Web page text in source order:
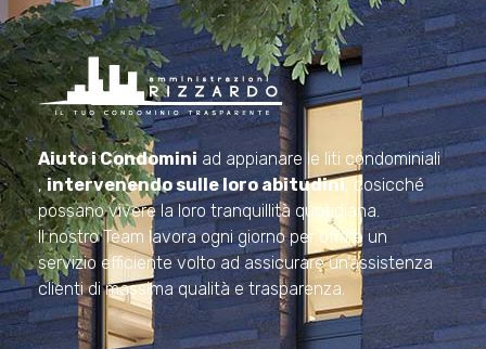
Amministrazioni Rizzardo
Il tuo condominio trasparente
Aiuto i Condominiad appianare le liti condominiali
,intervenendo sulle loro abitudini, cosicché
possano vivere la loro tranquillità quotidiana.
Il nostro Team lavora ogni giorno per offrire un
servizio efficiente volto ad assicurare un’assistenza
clienti di massima qualità e trasparenza.